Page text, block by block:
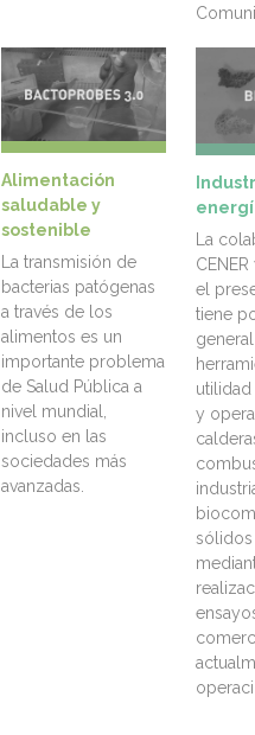
Alimentación
saludable y
sostenible
La transmisión de
bacterias patógenas
a través de los
alimentos es un
importante problema
de Salud Pública a
nivel mundial,
incluso en las
sociedades más
avanzadas.
La
el
tiene
y
sólidos